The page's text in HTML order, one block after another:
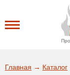
Главная → Каталог